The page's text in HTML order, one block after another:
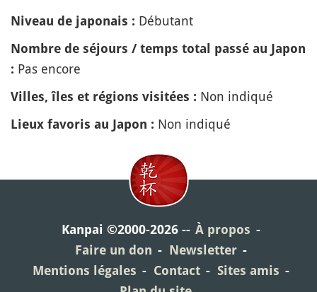
Niveau de japonais : Débutant
Nombre de séjours / temps total passé au Japon
: Pas encore
Villes, îles et régions visitées : Non indiqué
Lieux favoris au Japon : Non indiqué
Kanpai ©2000-2026
À propos
Faire un don
Newsletter
Mentions légales
Contact
Sites amis